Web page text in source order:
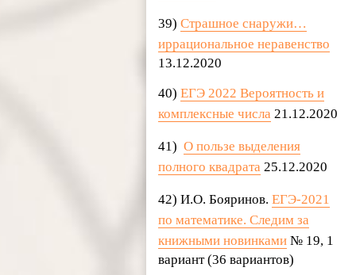
39)Страшное снаружи…
иррациональное неравенство
13.12.2020
40)ЕГЭ 2022 Вероятность и
комплексные числа 21.12.2020
41)О пользе выделения
полного квадрата 25.12.2020
42) И.О. Бояринов.ЕГЭ-2021
по математике. Следим за
книжными новинками № 19, 1
вариант (36 вариантов)